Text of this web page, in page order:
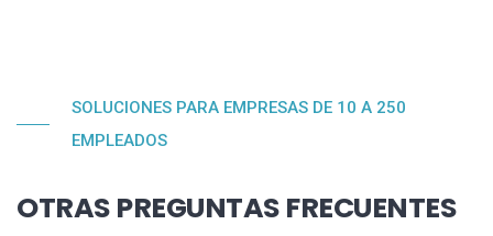
SOLUCIONES PARA EMPRESAS DE 10 A 250
EMPLEADOS
OTRAS PREGUNTAS FRECUENTES